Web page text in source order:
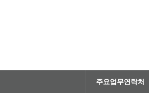
주요업무연락처